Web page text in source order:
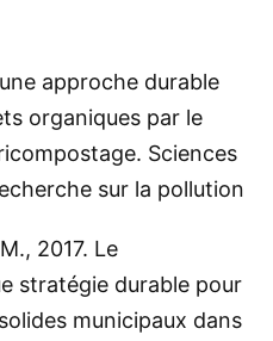
approche durable
organiques par le
Sciences
sur la pollution
2017. Le
stratégie durable pour
municipaux dans